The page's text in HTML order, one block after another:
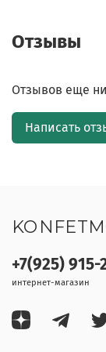
Отзывы
Отзывов еще
Написать
+7(925) 915-
интернет-магазин